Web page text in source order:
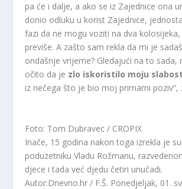
pa će i dalje, a ako se iz Zajednice ona
donio odluku u korist Zajednice,
fazi da ne mogu voziti na dva
previše. A zašto sam rekla da mi je
ondašnje vrijeme? Gledajući na to sada,
očito da je zlo iskoristilo moju slabost
iz nečega što je bio moj primarni poziv”,
Foto: Tom Dubravec / CROPIX
Inače, 15 godina nakon toga izrekla je
poduzetniku Vladu Rožmanu,
djece i tada već djedu četiri unučadi.
Autor:Dnevno.hr / F.Š. Ponedjeljak, 01.